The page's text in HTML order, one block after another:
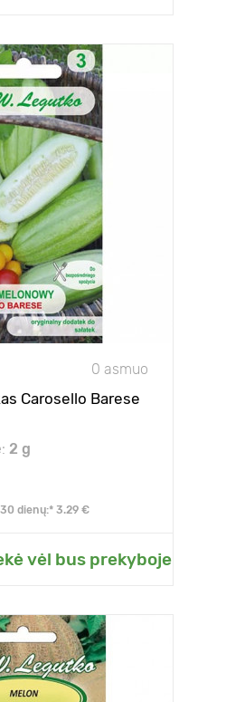
0 asmuo
Carosello Barese
2 g
dienų:* 3.29 €
vėl bus prekyboje